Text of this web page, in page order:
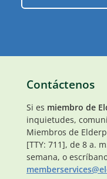
Contáctenos
Si es miembro de
inquietudes,
Miembros de
[TTY: 711], de 8 a.
semana, o